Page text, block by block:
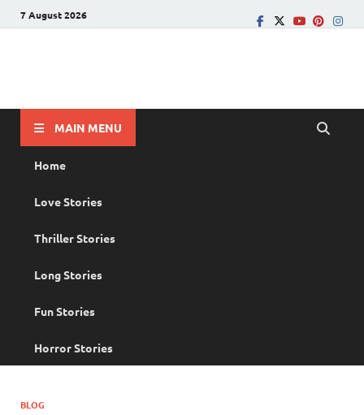
7 August 2026
MAIN MENU
Home
Love Stories
Thriller Stories
Long Stories
Fun Stories
Horror Stories
BLOG